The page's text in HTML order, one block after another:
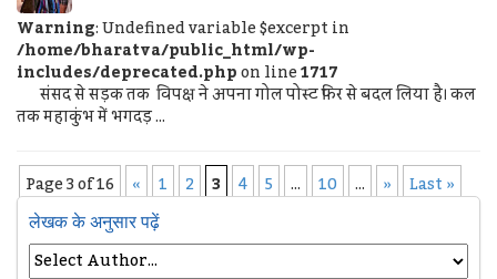
Warning: Undefined variable $excerpt in
/home/bharatva/public_html/wp-
includes/deprecated.phpon line1717
संसद से सड़क तक विपक्ष ने अपना गोल पोस्ट फिर से बदल लिया है। कल
तक महाकुंभ में भगदड़ ...
Page 3 of 16 « 1 2 3 4 5 ... 10 ... » Last »
लेखक के अनुसार पढ़ें